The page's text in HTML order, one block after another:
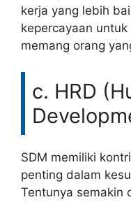
kerja yang lebih
kepercayaan
memang orang
c. HRD
SDM memiliki
penting dalam
Tentunya semakin